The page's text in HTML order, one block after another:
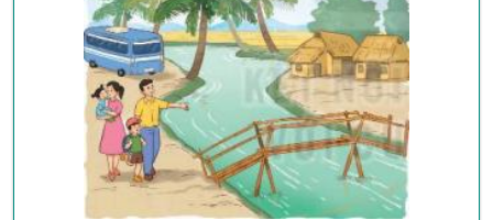
sắc cho các em học sinh. Đầu tiên, câu chuyện
này nhấn mạnh giá trị của việc học tập thông
qua hình ảnh Ếch Xanh, một nhân vật tưởng
chừng như nghịch ngợm khi quyết định trốn
học để đi chơi nhưng sau đó đã gặp phải rắc
Phân tích các yếu tố cụ thể trong đoạn văn: